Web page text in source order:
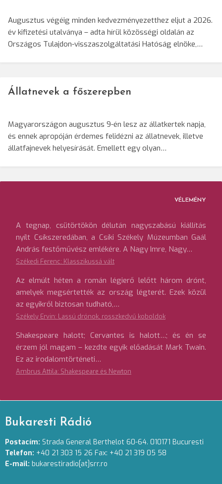
Augusztus végéig minden kedvezményezetthez eljut a 2026.
év kifizetési utalványa – adta hírül közösségi oldalán az
Országos Tulajdon-visszaszolgáltatási Hatóság elnöke,…
Állatnevek a főszerepben
Magyarországon augusztus 9-én lesz az állatkertek napja,
és ennek apropóján érdemes felidézni az állatnevek, illetve
állatfajnevek helyesírását. Emellett egy olyan…
VÉLEMÉNY
A tegnap, csütörtökön délután nagyszabású kiállítás
nyílt Csíkszeredában, a Csíki Székely Múzeumban Gaál
András festőművész emlékére. A Nagy Imre, Nagy…
Székedi Ferenc: Klasszikussá vált
Az elmúlt héten a román légierő lelőtt három drónt,
amelyek megsértették az ország légterét. Ezek közül
az egyikről biztosan tudható,…
Székely Ervin: Lassú drónok, rosszkedvű koboldok
Shakespeare halott; Cervantes is halott…; és én se
érzem jól magam – kezdte egyik előadását Mark Twain.
Ez az irodalomtörténeti…
Ambrus Attila: Shakespeare és Newton
Bukaresti Rádió
Postacím: Strada General Berthelot 60-64. 010171 Bucuresti
Telefon: +40 21 303 15 26 Fax: +40 21 319 05 58
E-mail: bukarestiradio[at]srr.ro